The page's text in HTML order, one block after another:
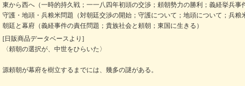
東から西へ（一時的持久戦；一一八四年初頭の交渉；頼朝勢力の勝利；義経挙兵事
守護・地頭・兵粮米問題（対朝廷交渉の開始；守護について；地頭について；兵粮
朝廷と幕府（義経事件の責任問題；貴族社会と頼朝；東国に生きる）
[日販商品データベースより]
〈頼朝の選択が、中世をひらいた〉
源頼朝が幕府を樹立するまでには、幾多の謎がある。